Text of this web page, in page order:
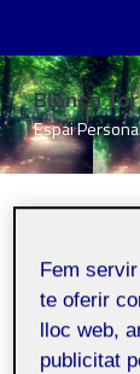
Vés
al
contingut
Blanca
Espai
Fem
te oferir
lloc web,
publicitat